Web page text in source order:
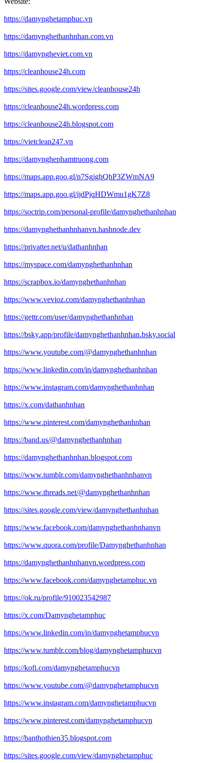
https://damynghetamphuc.vn
https://damynghethanhnhan.com.vn
https://damyngheviet.com.vn
https://cleanhouse24h.com
https://sites.google.com/view/cleanhouse24h
https://cleanhouse24h.wordpress.com
https://cleanhouse24h.blogspot.com
https://vietclean247.vn
https://damynghephamtruong.com
https://maps.app.goo.gl/n7SgjghQhP3ZWmNA9
https://maps.app.goo.gl/ijdPjqHDWmu1gK7Z8
https://soctrip.com/personal-profile/damynghethanhnhan
https://damynghethanhnhanvn.hashnode.dev
https://privatter.net/u/dathanhnhan
https://myspace.com/damynghethanhnhan
https://scrapbox.io/damynghethanhnhan
https://www.vevioz.com/damynghethanhnhan
https://gettr.com/user/damynghethanhnhan
https://bsky.app/profile/damynghethanhnhan.bsky.social
https://www.youtube.com/@damynghethanhnhan
https://www.linkedin.com/in/damynghethanhnhan
https://www.instagram.com/damynghethanhnhan
https://x.com/dathanhnhan
https://www.pinterest.com/damynghethanhnhan
https://band.us/@damynghethanhnhan
https://damynghethanhnhan.blogspot.com
https://www.tumblr.com/damynghethanhnhanvn
https://www.threads.net/@damynghethanhnhan
https://sites.google.com/view/damynghethanhnhan
https://www.facebook.com/damynghethanhnhanvn
https://www.quora.com/profile/Damynghethanhnhan
https://damynghethanhnhanvn.wordpress.com
https://www.facebook.com/damynghetamphuc.vn
https://ok.ru/profile/910023542987
https://x.com/Damynghetamphuc
https://www.linkedin.com/in/damynghetamphucvn
https://www.tumblr.com/blog/damynghetamphucvn
https://kofi.com/damynghetamphucvn
https://www.youtube.com/@damynghetamphucvn
https://www.instagram.com/damynghetamphucvn
https://www.pinterest.com/damynghetamphucvn
https://banthothien35.blogspot.com
https://sites.google.com/view/damynghetamphuc